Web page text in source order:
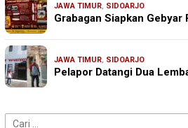
JAWA TIMUR, SIDOARJO
Grabagan Siapkan Gebyar
JAWA TIMUR, SIDOARJO
Pelapor Datangi Dua
Cari